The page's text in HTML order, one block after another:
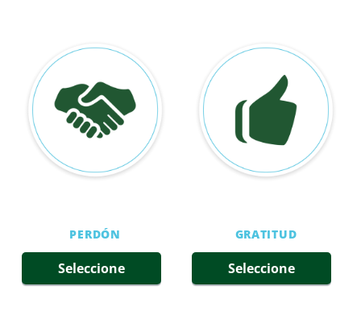
PERDÓN
Seleccione
GRATITUD
Seleccione